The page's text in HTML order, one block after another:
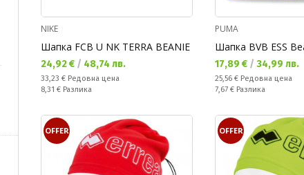
NIKE
Шапка FCB U NK TERRA BEANIE
Текуща цена:
24,92 € / 48,74 лв.
Редовна цена:
33,23 € Редовна цена
Спестявате:
8,31 € Разлика
PUMA
Шапка BVB ESS
Текуща цена:
17,89 € / 34,99 лв.
Редовна цена:
25,56 € Редовна цена
Спестявате:
7,67 € Разлика
OFFER OFFER